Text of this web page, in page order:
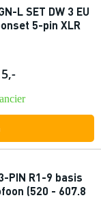
L SET DW 3 EU
5-pin XLR
PIN R1-9 basis
(520 - 607.8